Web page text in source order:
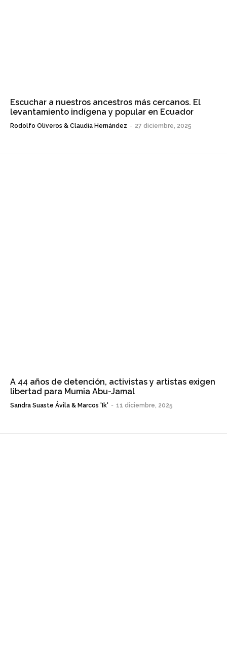
Escuchar a nuestros ancestros más cercanos. El
levantamiento indígena y popular en Ecuador
Rodolfo Oliveros & Claudia Hernández - 27 diciembre, 2025
A 44 años de detención, activistas y artistas exigen
libertad para Mumia Abu-Jamal
Sandra Suaste Ávila & Marcos 'Ik' - 11 diciembre, 2025